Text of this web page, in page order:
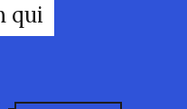
qui